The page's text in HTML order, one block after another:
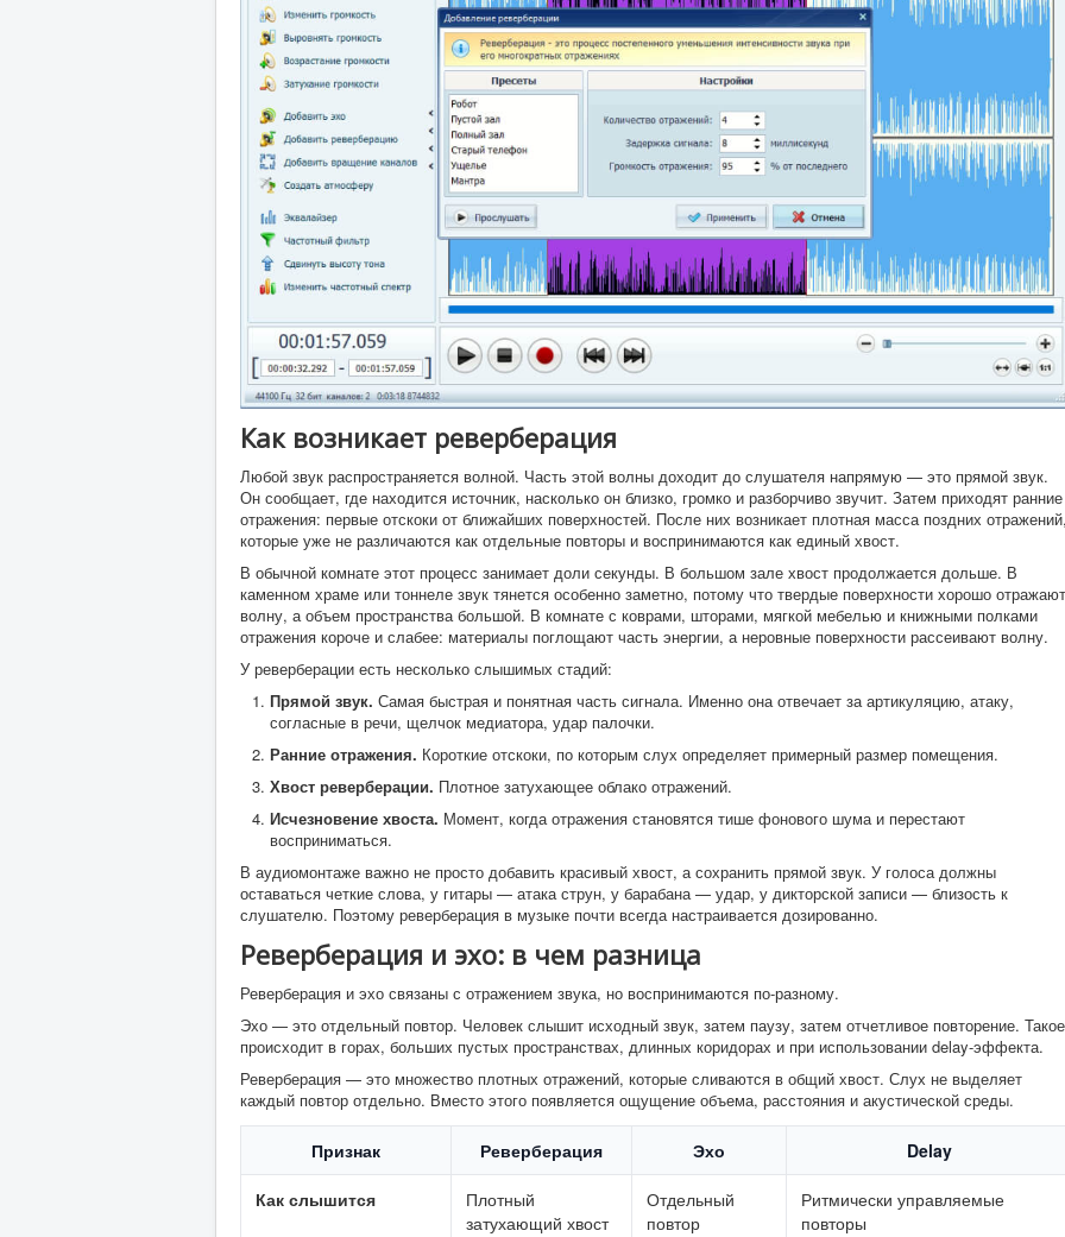
Как возникает реверберация
Любой звук распространяется волной. Часть этой волны доходит до слушателя напрямую — это прямой звук.
Он сообщает, где находится источник, насколько он близко, громко и разборчиво звучит. Затем приходят ранние
отражения: первые отскоки от ближайших поверхностей. После них возникает плотная масса поздних
которые уже не различаются как отдельные повторы и воспринимаются как единый хвост.
В обычной комнате этот процесс занимает доли секунды. В большом зале хвост продолжается дольше. В
каменном храме или тоннеле звук тянется особенно заметно, потому что твердые поверхности хорошо отражают
волну, а объем пространства большой. В комнате с коврами, шторами, мягкой мебелью и книжными полками
отражения короче и слабее: материалы поглощают часть энергии, а неровные поверхности рассеивают волну.
У реверберации есть несколько слышимых стадий:
Прямой звук. Самая быстрая и понятная часть сигнала. Именно она отвечает за артикуляцию, атаку,
согласные в речи, щелчок медиатора, удар палочки.
Ранние отражения. Короткие отскоки, по которым слух определяет примерный размер помещения.
Хвост реверберации. Плотное затухающее облако отражений.
Исчезновение хвоста. Момент, когда отражения становятся тише фонового шума и перестают
восприниматься.
В аудиомонтаже важно не просто добавить красивый хвост, а сохранить прямой звук. У голоса должны
оставаться четкие слова, у гитары — атака струн, у барабана — удар, у дикторской записи — близость к
слушателю. Поэтому реверберация в музыке почти всегда настраивается дозированно.
Реверберация и эхо: в чем разница
Реверберация и эхо связаны с отражением звука, но воспринимаются по-разному.
Эхо — это отдельный повтор. Человек слышит исходный звук, затем паузу, затем отчетливое повторение. Такое
происходит в горах, больших пустых пространствах, длинных коридорах и при использовании delay-эффекта.
Реверберация — это множество плотных отражений, которые сливаются в общий хвост. Слух не выделяет
каждый повтор отдельно. Вместо этого появляется ощущение объема, расстояния и акустической среды.
Признак Реверберация Эхо Delay
Как слышится
Плотный
затухающий хвост
Отдельный
повтор
Ритмически управляемые
повторы